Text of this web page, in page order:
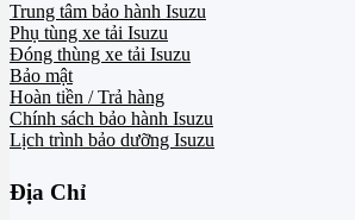
Trung tâm bảo hành Isuzu
Phụ tùng xe tải Isuzu
Đóng thùng xe tải Isuzu
Bảo mật
Hoàn tiền / Trả hàng
Chính sách bảo hành Isuzu
Lịch trình bảo dưỡng Isuzu
Địa Chỉ